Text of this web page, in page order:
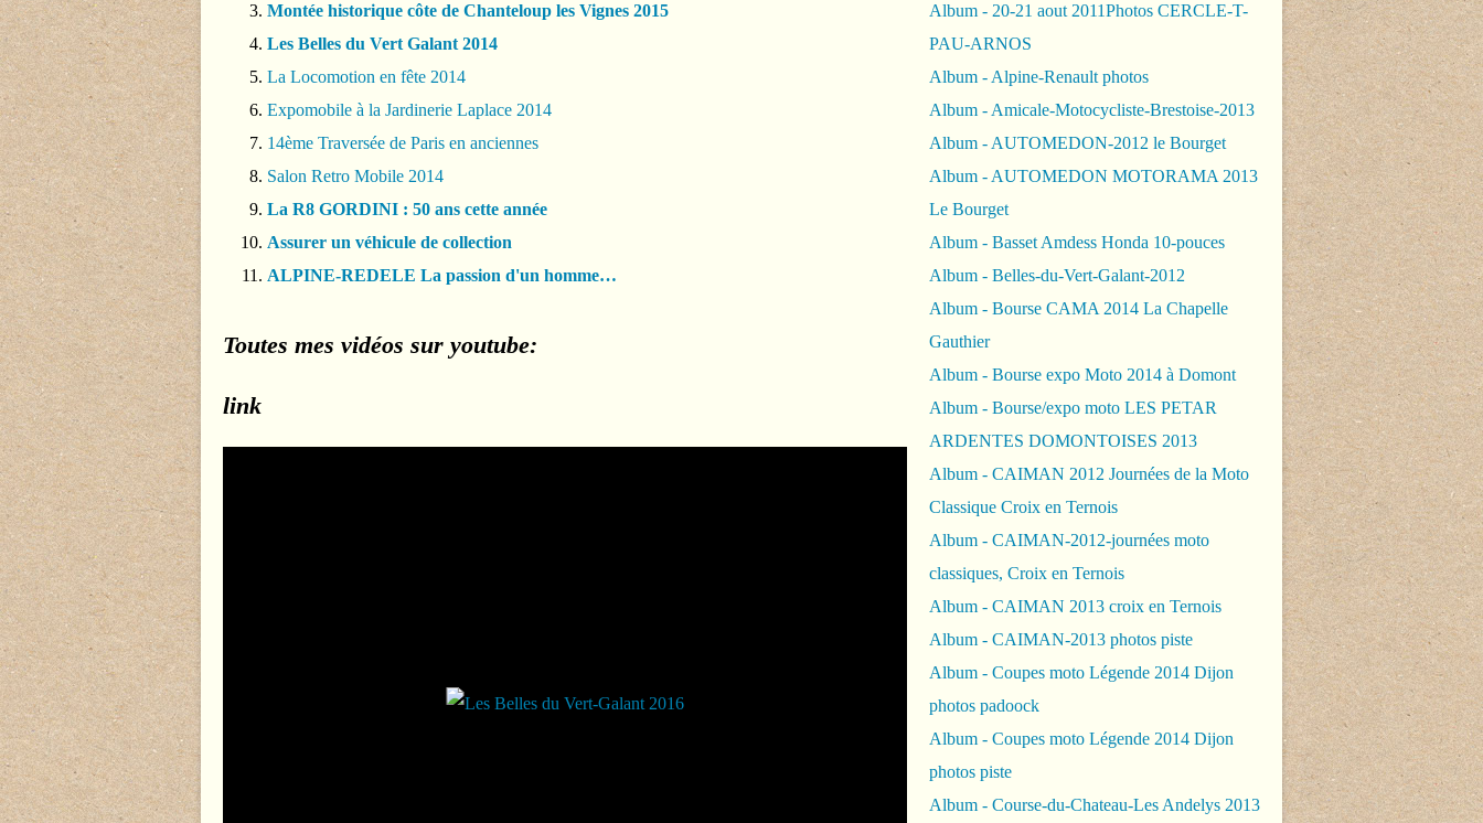
Montée historique côte de Chanteloup les Vignes 2015
Les Belles du Vert Galant 2014
La Locomotion en fête 2014
Expomobile à la Jardinerie Laplace 2014
14ème Traversée de Paris en anciennes
Salon Retro Mobile 2014
La R8 GORDINI : 50 ans cette année
Assurer un véhicule de collection
ALPINE-REDELE La passion d'un homme…
Toutes mes vidéos sur youtube:
link
Album - 20-21 aout 2011Photos CERCLE-T-
PAU-ARNOS
Album - Alpine-Renault photos
Album - Amicale-Motocycliste-Brestoise-2013
Album - AUTOMEDON-2012 le Bourget
Album - AUTOMEDON MOTORAMA 2013
Le Bourget
Album - Basset Amdess Honda 10-pouces
Album - Belles-du-Vert-Galant-2012
Album - Bourse CAMA 2014 La Chapelle
Gauthier
Album - Bourse expo Moto 2014 à Domont
Album - Bourse/expo moto LES PETAR
ARDENTES DOMONTOISES 2013
Album - CAIMAN 2012 Journées de la Moto
Classique Croix en Ternois
Album - CAIMAN-2012-journées moto
classiques, Croix en Ternois
Album - CAIMAN 2013 croix en Ternois
Album - CAIMAN-2013 photos piste
Album - Coupes moto Légende 2014 Dijon
photos padoock
Album - Coupes moto Légende 2014 Dijon
photos piste
Album - Course-du-Chateau-Les Andelys 2013